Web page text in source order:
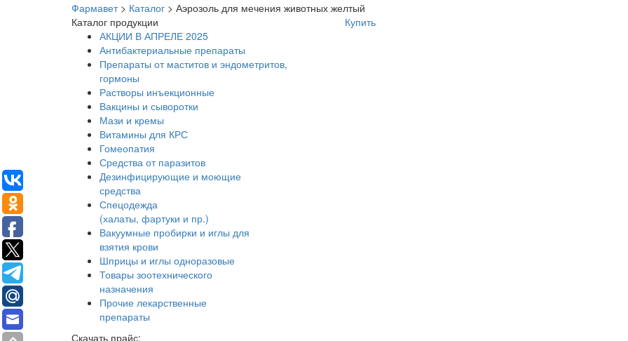
Фармавет> Каталог > Аэрозоль для мечения животных желтый
Каталог продукции
АКЦИИ В АПРЕЛЕ 2025
Антибактериальные препараты
Препараты от маститов и эндометритов,
гормоны
Растворы инъекционные
Вакцины и сыворотки
Мази и кремы
Витамины для КРС
Гомеопатия
Средства от паразитов
Дезинфицирующие и моющие
средства
Спецодежда
(халаты, фартуки и пр.)
Вакуумные пробирки и иглы для
взятия крови
Шприцы и иглы одноразовые
Товары зоотехнического
назначения
Прочие лекарственные
препараты
Скачать прайс:
Купить